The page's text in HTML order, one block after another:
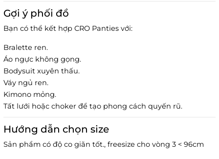
Gợi ý phối đồ
Bạn có thể kết hợp CRO Panties với:
Bralette ren.
Áo ngực không gọng.
Bodysuit xuyên thấu.
Váy ngủ ren.
Kimono mỏng.
Tất lưới hoặc choker để tạo phong cách quyến rũ.
Hướng dẫn chọn size
Sản phẩm có độ co giãn tốt., freesize cho vòng 3 < 96cm